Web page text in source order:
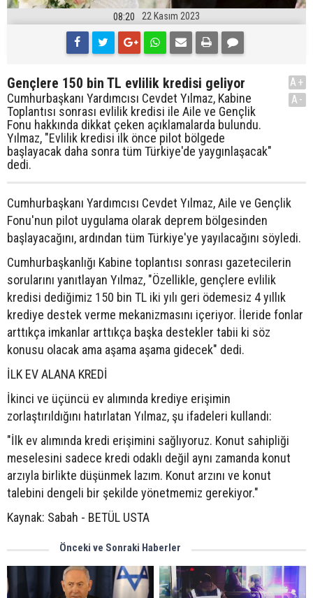
08:20 22 Kasım 2023
Gençlere 150 bin TL evlilik kredisi geliyor
Cumhurbaşkanı Yardımcısı Cevdet Yılmaz, Kabine
Toplantısı sonrası evlilik kredisi ile Aile ve Gençlik
Fonu hakkında dikkat çeken açıklamalarda bulundu.
Yılmaz, "Evlilik kredisi ilk önce pilot bölgede
başlayacak daha sonra tüm Türkiye'de yaygınlaşacak"
dedi.
A+
A-
Cumhurbaşkanı Yardımcısı Cevdet Yılmaz, Aile ve Gençlik
Fonu'nun pilot uygulama olarak deprem bölgesinden
başlayacağını, ardından tüm Türkiye'ye yayılacağını söyledi.
Cumhurbaşkanlığı Kabine toplantısı sonrası gazetecilerin
sorularını yanıtlayan Yılmaz, "Özellikle, gençlere evlilik
kredisi dediğimiz 150 bin TL iki yılı geri ödemesiz 4 yıllık
krediye destek verme mekanizmasını içeriyor. İleride fonlar
arttıkça imkanlar arttıkça başka destekler tabii ki söz
konusu olacak ama aşama aşama gidecek" dedi.
İLK EV ALANA KREDİ
İkinci ve üçüncü ev alımında krediye erişimin
zorlaştırıldığını hatırlatan Yılmaz, şu ifadeleri kullandı:
"İlk ev alımında kredi erişimini sağlıyoruz. Konut sahipliği
meselesini sadece kredi odaklı değil aynı zamanda konut
arzıyla birlikte düşünmek lazım. Konut arzını ve konut
talebini dengeli bir şekilde yönetmemiz gerekiyor."
Kaynak: Sabah - BETÜL USTA
Önceki ve Sonraki Haberler